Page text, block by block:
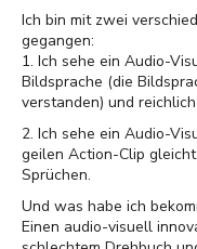
Ich bin mit zwei
gegangen:
1. Ich sehe ein Audio-
Bildsprache (die
verstanden) und
2. Ich sehe ein Audio-
geilen Action-Clip
Sprüchen.
Und was habe ich
Einen audio-visuell